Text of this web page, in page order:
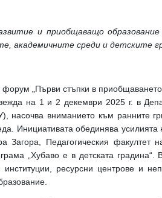
и приобщаващо
академичните среди и детските
„Първи стъпки в
на 1 и 2 декември 2025 г. в
насочва вниманието към ранните
Инициативата обединява усилията
Педагогическия факултет
„Хубаво е в детската градина“.
ресурсни центрове и